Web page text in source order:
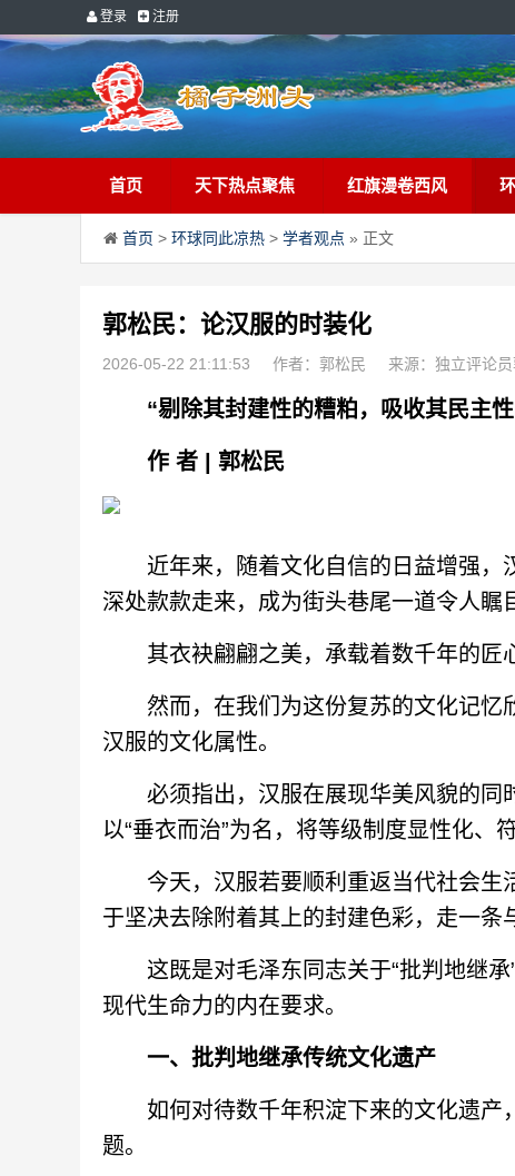
登录 注册
首页 天下热点聚焦 红旗漫卷西风
首页 > 环球同此凉热 > 学者观点 » 正文
郭松民：论汉服的时装化
2026-05-22 21:11:53 作者：郭松民 来源：独立评论
“剔除其封建性的糟粕，吸收其民主性
作 者 | 郭松民
近年来，随着文化自信的日益增强，
深处款款走来，成为街头巷尾一道令人瞩
其衣袂翩翩之美，承载着数千年的匠
然而，在我们为这份复苏的文化记忆
汉服的文化属性。
必须指出，汉服在展现华美风貌的同
以“垂衣而治”为名，将等级制度显性化、符
今天，汉服若要顺利重返当代社会生
于坚决去除附着其上的封建色彩，走一条
这既是对毛泽东同志关于“批判地继承
现代生命力的内在要求。
一、 批判地继承传统文化遗产
如何对待数千年积淀下来的文化遗产
题。